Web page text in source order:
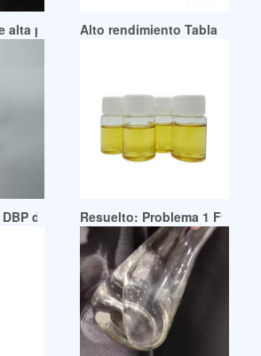
pureza dbp éster dibutílico dbp
Alto rendimiento Tabla 1
de grado industrial, precio en la
Resuelto: Problema 1